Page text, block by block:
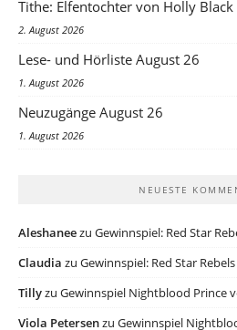
Tithe: Elfentochter von Holly Black
2. August 2026
Lese- und Hörliste August 26
1. August 2026
Neuzugänge August 26
1. August 2026
NEUESTE
Aleshaneezu Gewinnspiel: Red Star
Claudia zu Gewinnspiel: Red Star
Tillyzu Gewinnspiel Nightblood Prince
Viola Petersenzu Gewinnspiel